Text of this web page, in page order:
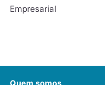
Empresarial